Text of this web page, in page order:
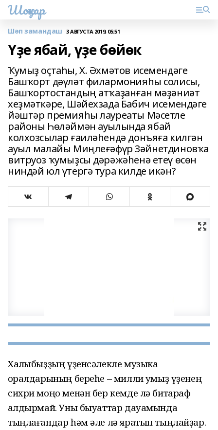
Шоңҡар
Шәп замандаш 3 АВГУСТА 2019, 05:51
Үҙе ябай, үҙе бөйөк
Ҡумыҙ оҫтаһы, Х. Әхмәтов исемендәге
Башҡорт дәүләт филармонияһы солисы,
Башҡортостандың атҡаҙанған мәҙәниәт
хеҙмәткәре, Шәйехзада Бабич исемендәге
йәштәр премияһы лауреаты Мәсетле
районы Һөләймән ауылында ябай
колхозсылар ғаиләһендә донъяға килгән
ауыл малайы Миңлеғәфүр Зәйнетдиновҡа
витруоз ҡумыҙсы дәрәжәһенә етеү өсөн
ниндәй юл үтергә тура килде икән?
Халҡыбыҙҙың үҙенсәлекле музыка
ҡоралдарының береһе – милли ҡумыҙ үҙенең
сихри моңо менән бер кемде лә битараф
ҡалдырмай. Уны быуаттар дауамында
тыңлағандар һәм әле лә яратып тыңлайҙар.